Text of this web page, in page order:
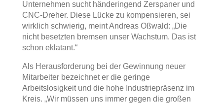
Unternehmen sucht händeringend Zerspaner und
CNC-Dreher. Diese Lücke zu kompensieren, sei
wirklich schwierig, meint Andreas Oßwald: „Die
nicht besetzten bremsen unser Wachstum. Das ist
schon eklatant.“
Als Herausforderung bei der Gewinnung neuer
Mitarbeiter bezeichnet er die geringe
Arbeitslosigkeit und die hohe Industriepräsenz im
Kreis. „Wir müssen uns immer gegen die großen